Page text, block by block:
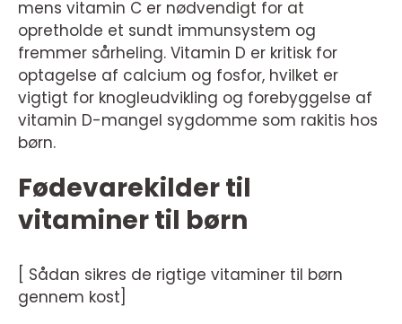
mens vitamin C er nødvendigt for at
opretholde et sundt immunsystem og
fremmer sårheling. Vitamin D er kritisk for
optagelse af calcium og fosfor, hvilket er
vigtigt for knogleudvikling og forebyggelse af
vitamin D-mangel sygdomme som rakitis hos
børn.
Fødevarekilder til
vitaminer til børn
[ Sådan sikres de rigtige vitaminer til børn
gennem kost]